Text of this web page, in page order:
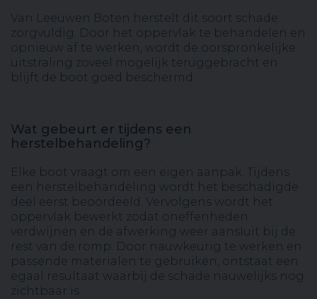
Van Leeuwen Boten herstelt dit soort schade
zorgvuldig. Door het oppervlak te behandelen en
opnieuw af te werken, wordt de oorspronkelijke
uitstraling zoveel mogelijk teruggebracht en
blijft de boot goed beschermd.
Wat gebeurt er tijdens een
herstelbehandeling?
Elke boot vraagt om een eigen aanpak. Tijdens
een herstelbehandeling wordt het beschadigde
deel eerst beoordeeld. Vervolgens wordt het
oppervlak bewerkt zodat oneffenheden
verdwijnen en de afwerking weer aansluit bij de
rest van de romp. Door nauwkeurig te werken en
passende materialen te gebruiken, ontstaat een
egaal resultaat waarbij de schade nauwelijks nog
zichtbaar is.